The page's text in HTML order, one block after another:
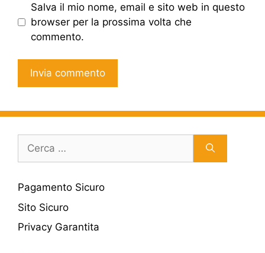
Salva il mio nome, email e sito web in questo
browser per la prossima volta che
commento.
Ricerca
Pagamento Sicuro
Sito Sicuro
Privacy Garantita